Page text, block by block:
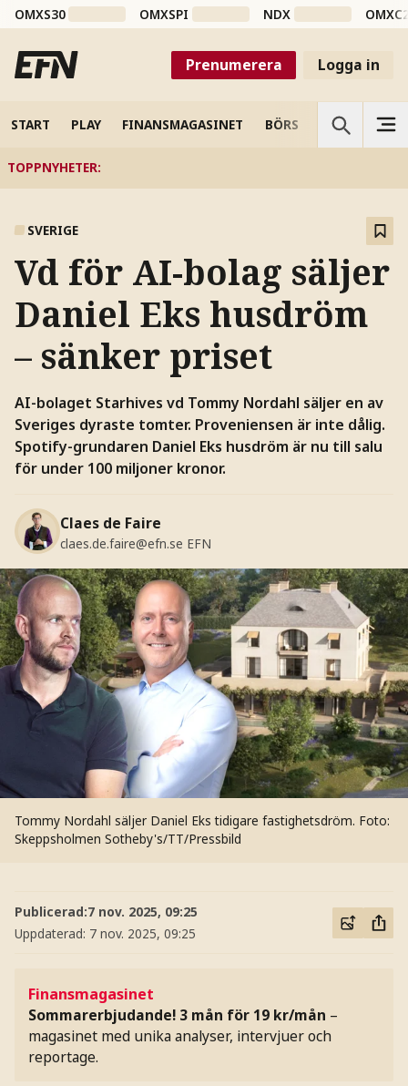
OMXS30 OMXSPI NDX
Prenumerera Logga in
START PLAY FINANSMAGASINET BÖRS VETENSKAP
TOPPNYHETER:
SVERIGE
Vd för AI-bolag säljer
Daniel Eks husdröm
– sänker priset
AI-bolaget Starhives vd Tommy Nordahl säljer en av
Sveriges dyraste tomter. Proveniensen är inte dålig.
Spotify-grundaren Daniel Eks husdröm är nu till salu
för under 100 miljoner kronor.
Claes de Faire
claes.de.faire@efn.se EFN
Tommy Nordahl säljer Daniel Eks tidigare fastighetsdröm. Foto:
Skeppsholmen Sotheby's/TT/Pressbild
Publicerad:7 nov. 2025, 09:25
Uppdaterad: 7 nov. 2025, 09:25
Finansmagasinet
Sommarerbjudande! 3 mån för 19 kr/mån –
magasinet med unika analyser, intervjuer och
reportage.